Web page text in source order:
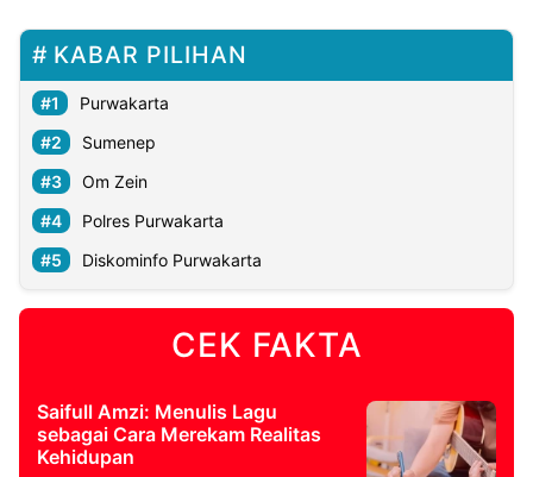
KABAR PILIHAN
Purwakarta
Sumenep
Om Zein
Polres Purwakarta
Diskominfo Purwakarta
CEK FAKTA
Saifull Amzi: Menulis Lagu
sebagai Cara Merekam Realitas
Kehidupan